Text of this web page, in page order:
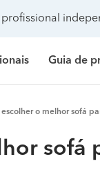
profissional
de banho
Guia de
casa de
o melhor sofá
sofá